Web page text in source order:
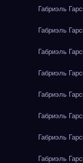
Габриэль
Габриэль
Габриэль
Габриэль
Габриэль
Габриэль
Габриэль
Габриэль